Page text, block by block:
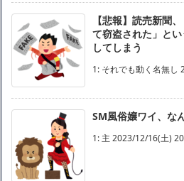
【悲報】読売新聞
て窃盗された」と
してしまう
1: それでも動く名無し
SM風俗嬢ワイ、な
1: 主 2023/12/16(土)